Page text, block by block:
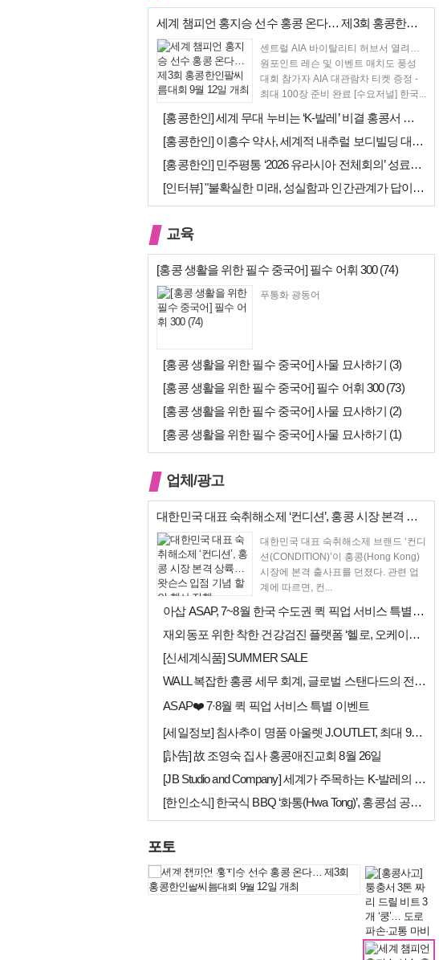
세계 챔피언 홍지승 선수 홍콩 온다… 제3회 홍콩한인팔씨름대회 9월 12…
센트럴 AIA 바이탈리티 허브서 열려…
원포인트 레슨 및 이벤트 매치도 풍성
대회 참가자 AIA 대관람차 티켓 증정 -
최대 100장 준비 완료 [수요저널] 한국...
[홍콩한인] 세계 무대 누비는 ‘K-발레’ 비결 홍콩서 연다… 정발레스튜…
[홍콩한인] 이흥수 약사, 세계적 내추럴 보디빌딩 대회 WNBF 홍콩서 …
[홍콩한인] 민주평통 ‘2026 유라시아 전체회의’ 성료… 이재명 대통령…
[인터뷰] "불확실한 미래, 성실함과 인간관계가 답이다"… 최강욱 한은 …
교육
[홍콩 생활을 위한 필수 중국어] 필수 어휘 300 (74)
푸통화 광동어
[홍콩 생활을 위한 필수 중국어] 사물 묘사하기 (3)
[홍콩 생활을 위한 필수 중국어] 필수 어휘 300 (73)
[홍콩 생활을 위한 필수 중국어] 사물 묘사하기 (2)
[홍콩 생활을 위한 필수 중국어] 사물 묘사하기 (1)
업체/광고
대한민국 대표 숙취해소제 ‘컨디션’, 홍콩 시장 본격 상륙… 왓슨스 입점…
대한민국 대표 숙취해소제 브랜드 ‘컨디
션(CONDITION)’이 홍콩(Hong Kong)
시장에 본격 출사표를 던졌다. 관련 업
계에 따르면, 컨...
아삽 ASAP, 7~8월 한국 수도권 퀵 픽업 서비스 특별 프로모션 실시
재외동포 위한 착한 건강검진 플랫폼 ‘헬로, 오케이검진’ 서비스 개시
[신세계식품] SUMMER SALE
WALL 복잡한 홍콩 세무 회계, 글로벌 스탠다드의 전문가들이 답을 드립…
ASAP❤️ 7·8월 퀵 픽업 서비스 특별 이벤트
[세일정보] 침사추이 명품 아울렛 J.OUTLET, 최대 90% 빅 세일…
[訃告] 故 조영숙 집사 홍콩애진교회 8월 26일
[JB Studio and Company] 세계가 주목하는 K-발레의 비…
[한인소식] 한국식 BBQ ‘화통(Hwa Tong)’, 홍콩섬 공략 본격…
포토[홍콩사고] 퉁충서…
세계 챔피언 홍지승…